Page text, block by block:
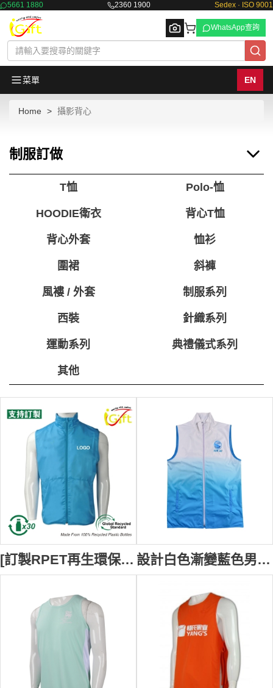
5661 1880 2360 1900 Sedex · ISO 9001
WhatsApp查詢
菜單 EN
Home 攝影背心
制服訂做
T恤 Polo-恤
HOODIE衛衣 背心T恤
背心外套 恤衫
圍裙 斜褲
風褸 / 外套 制服系列
西裝 針織系列
運動系列 典禮儀式系列
其他
[訂製RPET再生環保薄款背心外套]｜團體制服訂製｜可訂製社區工作人員制服｜100%聚酯纖維（是用回收再生原料）｜V225 設計白色漸變藍色男裝背心外套 訂製印花logo背心外套 公共服務人員 背心外套工廠 V218